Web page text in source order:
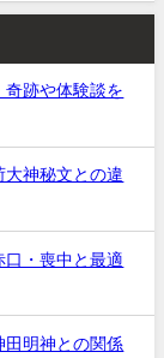
奇跡や体験談を
大神秘文との違
口・喪中と最適
田明神との関係